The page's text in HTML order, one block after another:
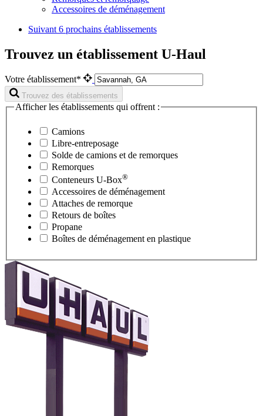
Accessoires de déménagement
Suivant 6 prochains établissements
Trouvez un établissement U-Haul
Votre établissement*
Trouvez des établissements
Afficher les établissements qui offrent :
Camions
Libre-entreposage
Solde de camions et de remorques
Remorques
Conteneurs U-Box®
Accessoires de déménagement
Attaches de remorque
Retours de boîtes
Propane
Boîtes de déménagement en plastique